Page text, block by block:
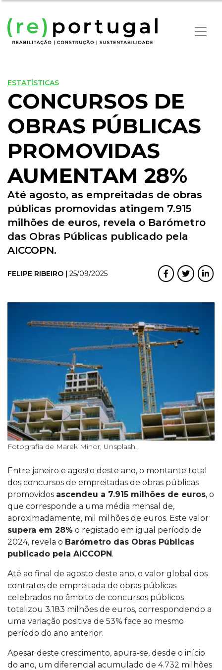
ESTATÍSTICAS
CONCURSOS DE
OBRAS PÚBLICAS
PROMOVIDAS
AUMENTAM 28%
Até agosto, as empreitadas de obras
públicas promovidas atingem 7.915
milhões de euros, revela o Barómetro
das Obras Públicas publicado pela
AICCOPN.
FELIPE RIBEIRO | 25/09/2025
Fotografia de Marek Minor, Unsplash.
Entre janeiro e agosto deste ano, o montante total
dos concursos de empreitadas de obras públicas
promovidos ascendeu a 7.915 milhões de euros, o
que corresponde a uma média mensal de,
aproximadamente, mil milhões de euros. Este valor
supera em 28% o registado em igual período de
2024, revela o Barómetro das Obras Públicas
publicado pela AICCOPN.
Até ao final de agosto deste ano, o valor global dos
contratos de empreitada de obras públicas
celebrados no âmbito de concursos públicos
totalizou 3.183 milhões de euros, correspondendo a
uma variação positiva de 53% face ao mesmo
período do ano anterior.
Apesar deste crescimento, apura-se, desde o início
do ano, um diferencial acumulado de 4.732 milhões